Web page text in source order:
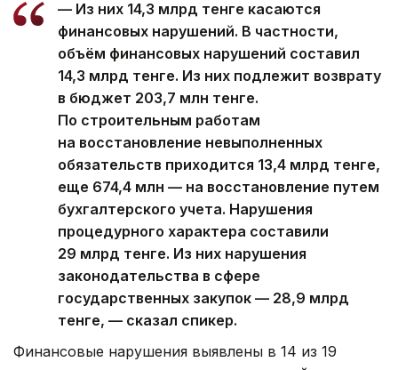
— Из них 14,3 млрд тенге касаются
финансовых нарушений. В частности,
объём финансовых нарушений составил
14,3 млрд тенге. Из них подлежит возврату
в бюджет 203,7 млн тенге.
По строительным работам
на восстановление невыполненных
обязательств приходится 13,4 млрд тенге,
еще 674,4 млн — на восстановление путем
бухгалтерского учета. Нарушения
процедурного характера составили
29 млрд тенге. Из них нарушения
законодательства в сфере
государственных закупок — 28,9 млрд
тенге, — сказал спикер.
Финансовые нарушения выявлены в 14 из 19